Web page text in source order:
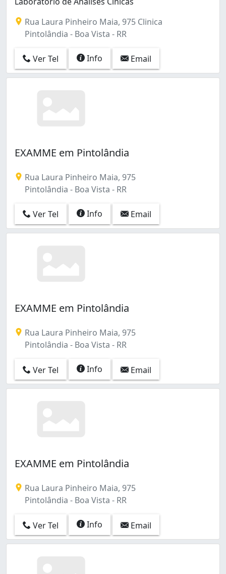
Rua Laura Pinheiro Maia, 975 Clinica
Pintolândia - Boa Vista - RR
Ver Tel Info Email
EXAMME em Pintolândia
Rua Laura Pinheiro Maia, 975
Pintolândia - Boa Vista - RR
Ver Tel Info Email
EXAMME em Pintolândia
Rua Laura Pinheiro Maia, 975
Pintolândia - Boa Vista - RR
Ver Tel Info Email
EXAMME em Pintolândia
Rua Laura Pinheiro Maia, 975
Pintolândia - Boa Vista - RR
Ver Tel Info Email